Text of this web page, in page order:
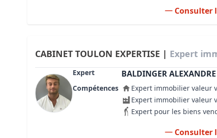
Consulter
CABINET TOULON EXPERTISE | Expert
Expert BALDINGER ALEXANDRE
Compétences
Expert immobilier valeur
Expert immobilier valeur
Expert pour les biens
Consulter